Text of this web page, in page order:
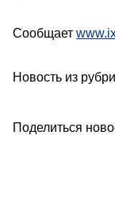
Сообщает
Новость из
Поделиться